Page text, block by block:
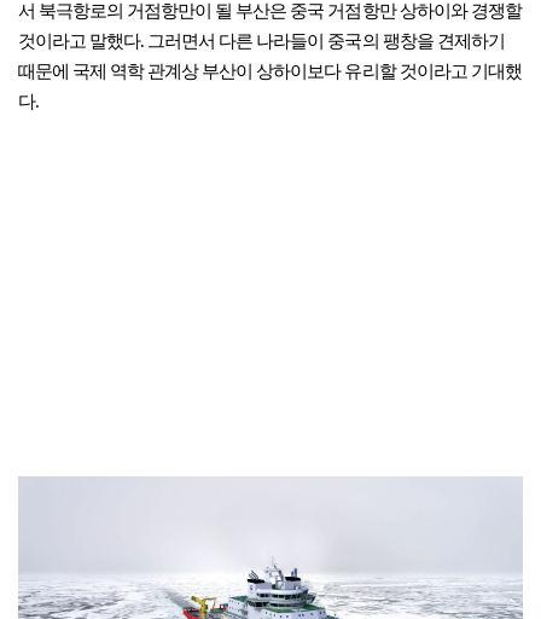
서 북극항로의 거점항만이 될 부산은 중국 거점항만 상하이와 경쟁할
것이라고 말했다. 그러면서 다른 나라들이 중국의 팽창을 견제하기
때문에 국제 역학 관계상 부산이 상하이보다 유리할 것이라고 기대했
다.